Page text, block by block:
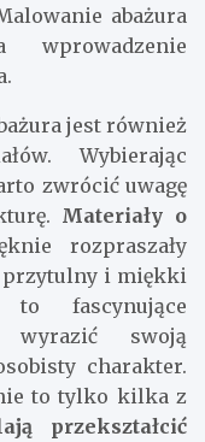
abażura
jest również
Wybierając
zwrócić uwagę
Materiały o
rozpraszały
przytulny i miękki
to fascynujące
wyrazić swoją
charakter.
to tylko kilka z
przekształcić